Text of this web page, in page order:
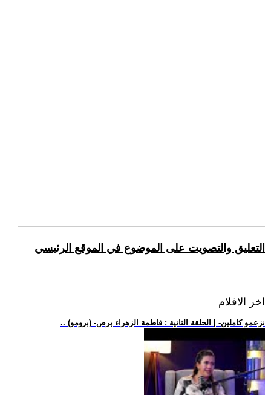
التعليق والتصويت على الموضوع في الموقع الرئيسي
اخر الافلام
.. (برومو) -نزعمو كاملين- | الحلقة الثانية : فاطمة الزهراء برص